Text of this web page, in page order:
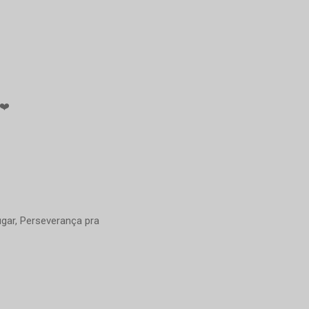
❤️
Perseverança pra